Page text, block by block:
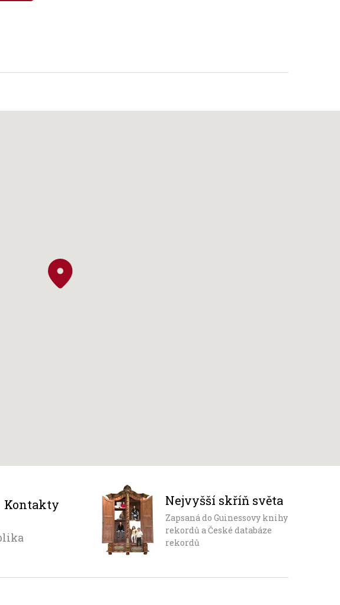
Kontakty Nejvyšší skříň světa
Zapsaná do Guinessovy knihy
rekordů a České databáze
rekordů